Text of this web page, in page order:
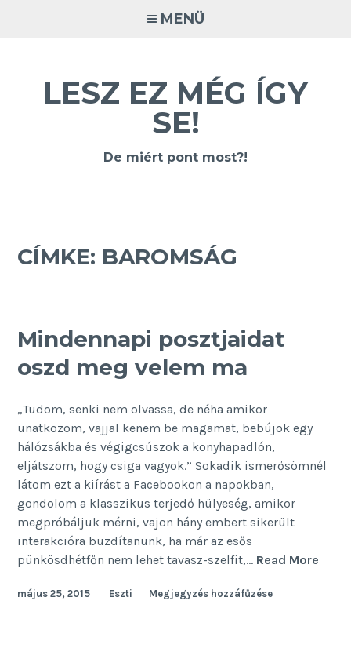
MENÜ
LESZ EZ MÉG ÍGY
SE!
De miért pont most?!
CÍMKE: BAROMSÁG
Mindennapi posztjaidat
oszd meg velem ma
„Tudom, senki nem olvassa, de néha amikor
unatkozom, vajjal kenem be magamat, bebújok egy
hálózsákba és végigcsúszok a konyhapadlón,
eljátszom, hogy csiga vagyok.” Sokadik ismerősömnél
látom ezt a kiírást a Facebookon a napokban,
gondolom a klasszikus terjedő hülyeség, amikor
megpróbáljuk mérni, vajon hány embert sikerült
interakcióra buzdítanunk, ha már az esős
pünkösdhétfőn nem lehet tavasz-szelfit,… Read More
május 25, 2015 Eszti Megjegyzés hozzáfűzése